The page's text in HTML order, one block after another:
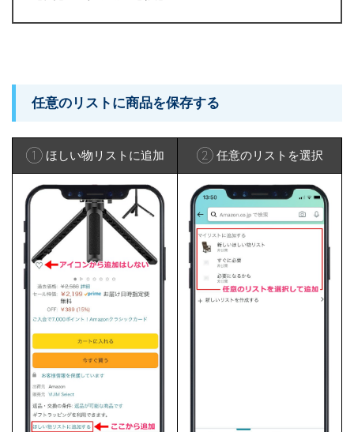
任意のリストに商品を保存する
① ほしい物リストに追加 ② 任意のリストを選択